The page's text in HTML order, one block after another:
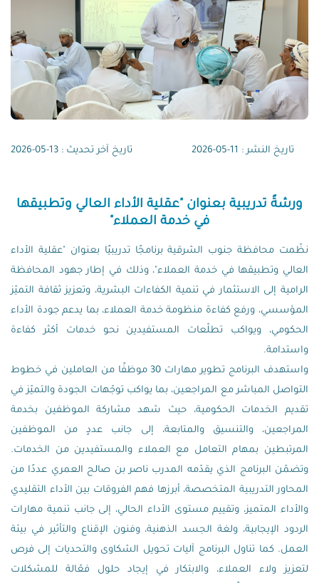
تاريخ النشر : 11-05-2026 تاريخ آخر تحديث : 13-05-2026
ورشةً تدريبية بعنوان "عقلية الأداء العالي وتطبيقها
في خدمة العملاء"
نظّمت محافظة جنوب الشرقية برنامجًا تدريبيًا بعنوان "عقلية الأداء
العالي وتطبيقها في خدمة العملاء"، وذلك في إطار جهود المحافظة
الرامية إلى الاستثمار في تنمية الكفاءات البشرية، وتعزيز ثقافة التميّز
المؤسسي، ورفع كفاءة منظومة خدمة العملاء، بما يدعم جودة الأداء
الحكومي، ويواكب تطلّعات المستفيدين نحو خدمات أكثر كفاءة
واستدامة.
واستهدف البرنامج تطوير مهارات 30 موظفًا من العاملين في خطوط
التواصل المباشر مع المراجعين، بما يواكب توجّهات الجودة والتميّز في
تقديم الخدمات الحكومية، حيث شهد مشاركة الموظفين بخدمة
المراجعين، والتنسيق والمتابعة، إلى جانب عددٍ من الموظفين
المرتبطين بمهام التعامل مع العملاء والمستفيدين من الخدمات.
وتضمّن البرنامج الذي يقدّمه المدرب ناصر بن صالح العمري عددًا من
المحاور التدريبية المتخصصة، أبرزها فهم الفروقات بين الأداء التقليدي
والأداء المتميز، وتقييم مستوى الأداء الحالي، إلى جانب تنمية مهارات
الردود الإيجابية، ولغة الجسد الذهنية، وفنون الإقناع والتأثير في بيئة
العمل. كما تناول البرنامج آليات تحويل الشكاوى والتحديات إلى فرص
لتعزيز ولاء العملاء، والابتكار في إيجاد حلول فعّالة للمشكلات